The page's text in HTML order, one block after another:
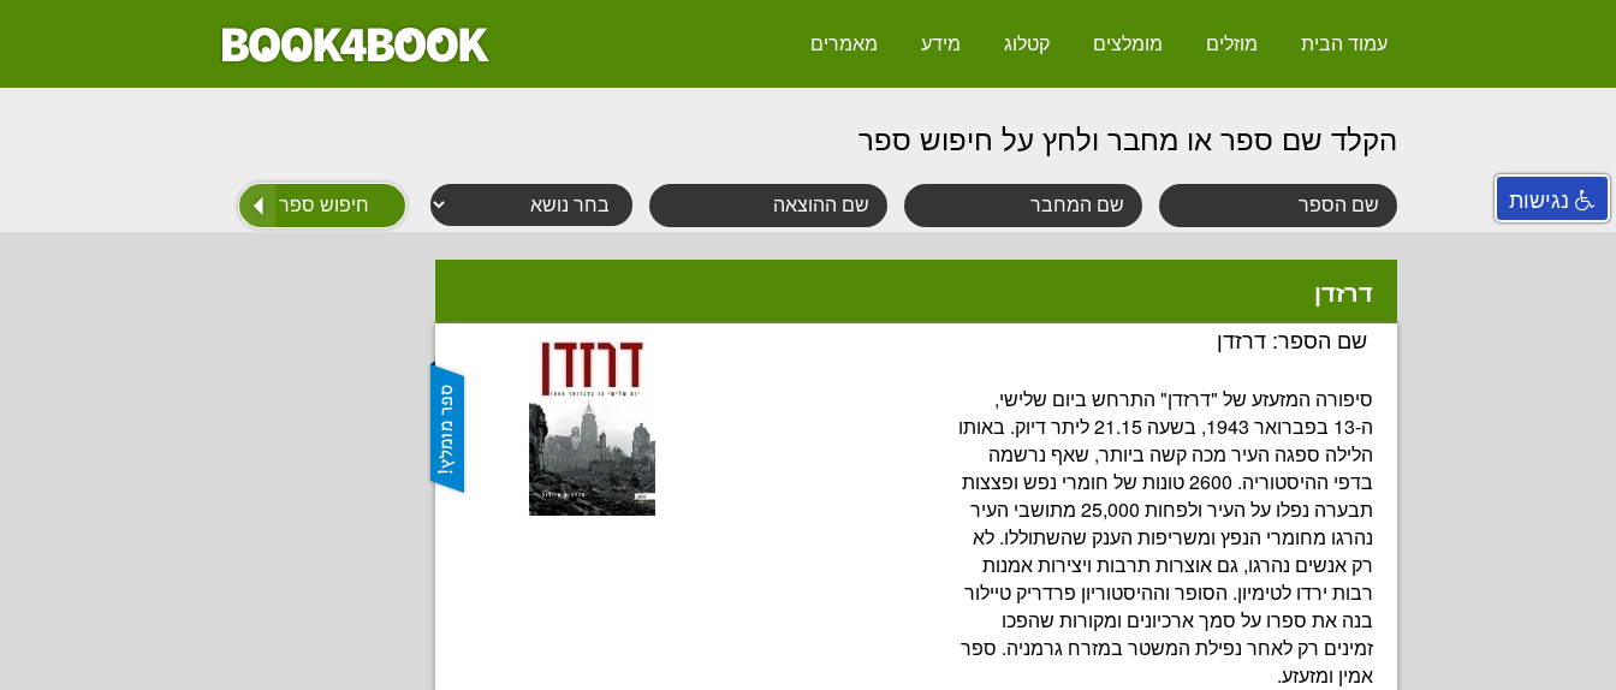
עמוד הבית מוזלים מומלצים קטלוג מידע מאמרים
הקלד שם ספר או מחבר ולחץ על חיפוש ספר
דרזדן
שם הספר: דרזדן
סיפורה המזעזע של "דרזדן" התרחש ביום שלישי,
ה-13 בפברואר 1943, בשעה 21.15 ליתר דיוק. באותו
הלילה ספגה העיר מכה קשה ביותר, שאף נרשמה
בדפי ההיסטוריה. 2600 טונות של חומרי נפש ופצצות
תבערה נפלו על העיר ולפחות 25,000 מתושבי העיר
נהרגו מחומרי הנפץ ומשריפות הענק שהשתוללו. לא
רק אנשים נהרגו, גם אוצרות תרבות ויצירות אמנות
רבות ירדו לטימיון. הסופר וההיסטוריון פרדריק טיילור
בנה את ספרו על סמך ארכיונים ומקורות שהפכו
זמינים רק לאחר נפילת המשטר במזרח גרמניה. ספר
אמין ומזעזע.
נגישות